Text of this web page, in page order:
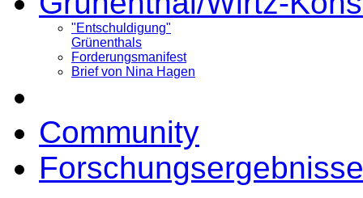
"Entschuldigung"
Grünenthals
Forderungsmanifest
Brief von Nina Hagen
Community